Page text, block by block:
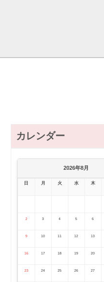
カレンダー
2026年8月
日 月 火 水 木
2 3 4 5 6
9 10 11 12 13
16 17 18 19 20
23 24 25 26 27